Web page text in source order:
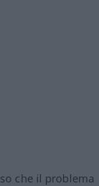
che il problema